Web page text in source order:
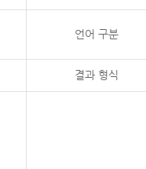
언어 구분
결과 형식